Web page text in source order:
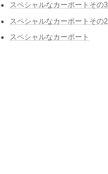
スペシャルなカーポートその3
スペシャルなカーポートその2
スペシャルなカーポート